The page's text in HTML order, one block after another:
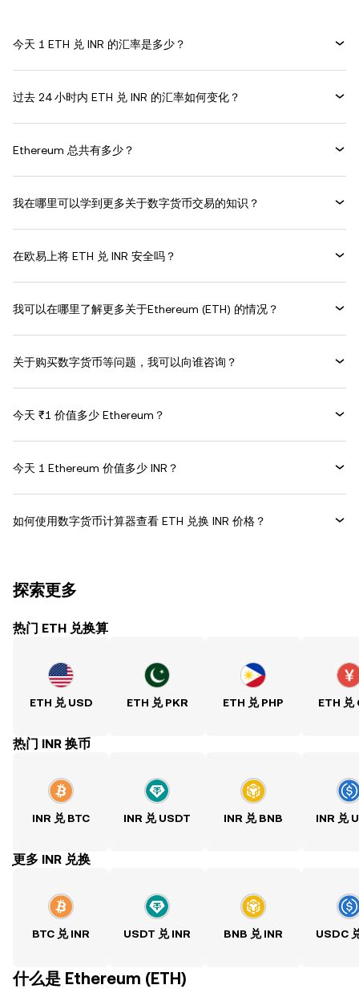
今天 1 ETH 兑 INR 的汇率是多少？
过去 24 小时内 ETH 兑 INR 的汇率如何变化？
Ethereum 总共有多少？
我在哪里可以学到更多关于数字货币交易的知识？
在欧易上将 ETH 兑 INR 安全吗？
我可以在哪里了解更多关于Ethereum (ETH) 的情况？
关于购买数字货币等问题，我可以向谁咨询？
今天 ₹1 价值多少 Ethereum？
今天 1 Ethereum 价值多少 INR？
如何使用数字货币计算器查看 ETH 兑换 INR 价格？
探索更多
热门 ETH 兑换算
ETH 兑 USD ETH 兑 PKR ETH 兑 PHP ETH 兑
热门 INR 换币
INR 兑 BTC INR 兑 USDT INR 兑 BNB INR 兑
ִִִִִִִִִִִִִִִִִִִִִִִִִִִִִִִִִִִִִִִִִִִִִִִִ更多 INR 兑换
BTC 兑 INR USDT 兑 INR BNB 兑 INR USDC
什么是 Ethereum (ETH)